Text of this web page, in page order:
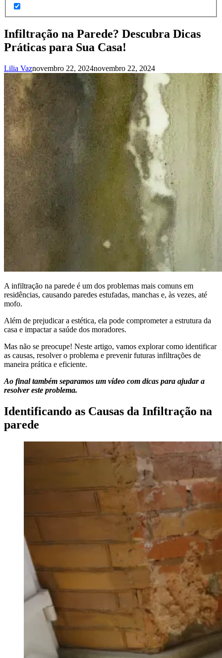
Infiltração na Parede? Descubra Dicas
Práticas para Sua Casa!
Lilia Vaznovembro 22, 2024novembro 22, 2024
A infiltração na parede é um dos problemas mais comuns em
residências, causando paredes estufadas, manchas e, às vezes, até
mofo.
Além de prejudicar a estética, ela pode comprometer a estrutura da
casa e impactar a saúde dos moradores.
Mas não se preocupe! Neste artigo, vamos explorar como identificar
as causas, resolver o problema e prevenir futuras infiltrações de
maneira prática e eficiente.
Ao final também separamos um vídeo com dicas para ajudar a
resolver este problema.
Identificando as Causas da Infiltração na
parede